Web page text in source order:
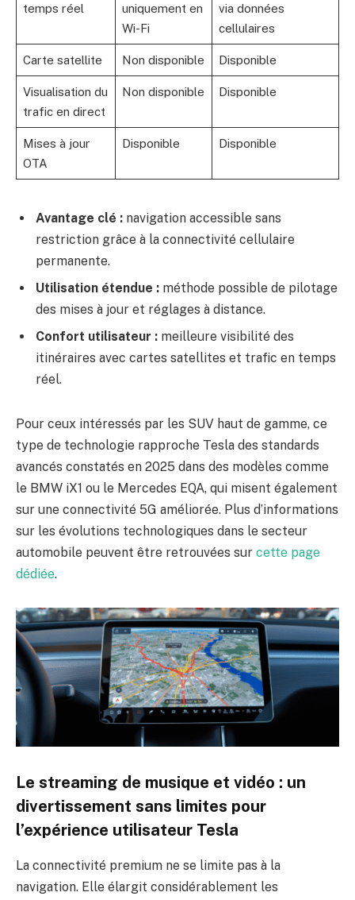
temps réel
uniquement en
Wi-Fi
via données
cellulaires
Carte satellite Non disponible Disponible
Visualisation du
trafic en direct
Non disponible Disponible
Mises à jour
OTA
Disponible Disponible
Avantage clé : navigation accessible sans
restriction grâce à la connectivité cellulaire
permanente.
Utilisation étendue : méthode possible de pilotage
des mises à jour et réglages à distance.
Confort utilisateur : meilleure visibilité des
itinéraires avec cartes satellites et trafic en temps
réel.
Pour ceux intéressés par les SUV haut de gamme, ce
type de technologie rapproche Tesla des standards
avancés constatés en 2025 dans des modèles comme
le BMW iX1 ou le Mercedes EQA, qui misent également
sur une connectivité 5G améliorée. Plus d’informations
sur les évolutions technologiques dans le secteur
automobile peuvent être retrouvées sur cette page
dédiée.
Le streaming de musique et vidéo : un
divertissement sans limites pour
l’expérience utilisateur Tesla
La connectivité premium ne se limite pas à la
navigation. Elle élargit considérablement les